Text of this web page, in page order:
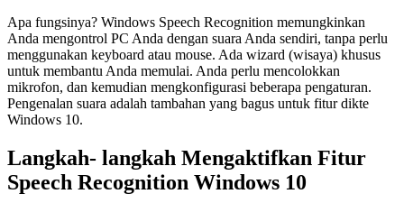
Apa fungsinya? Windows Speech Recognition memungkinkan
Anda mengontrol PC Anda dengan suara Anda sendiri, tanpa perlu
menggunakan keyboard atau mouse. Ada wizard (wisaya) khusus
untuk membantu Anda memulai. Anda perlu mencolokkan
mikrofon, dan kemudian mengkonfigurasi beberapa pengaturan.
Pengenalan suara adalah tambahan yang bagus untuk fitur dikte
Windows 10.
Langkah- langkah Mengaktifkan Fitur
Speech Recognition Windows 10